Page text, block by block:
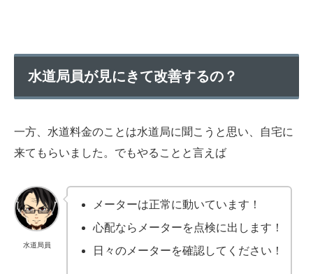
水道局員が見にきて改善するの？
一方、水道料金のことは水道局に聞こうと思い、自宅に
来てもらいました。でもやることと言えば
水道局員
メーターは正常に動いています！
心配ならメーターを点検に出します！
日々のメーターを確認してください！